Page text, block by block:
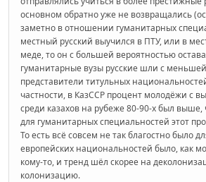
основном обратно уже не возвращались
заметно в отношении гуманитарных
местный русский выучился в ПТУ, или в
меде, то он с большей вероятностью
гуманитарные вузы русские шли с
представители титульных
частности, в КазССР процент молодёжи с
среди казахов на рубеже 80-90-х был выше,
для гуманитарных специальностей этот
То есть всё совсем не так благостно было
европейских национальностей было, как
кому-то, и тренд шёл скорее на
колонизацию.